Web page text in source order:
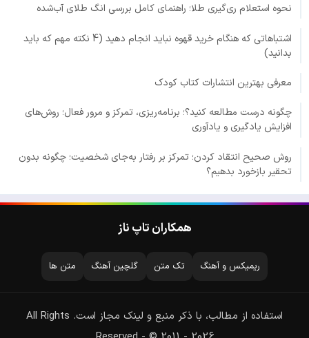
نحوه استعلام ری‌گیری طلا؛ راهنمای کامل بررسی انگ طلای آب‌شده
اشتباهاتی که هنگام خرید قهوه نباید انجام دهید (4 نکته مهم که باید
بدانید)
معرفی بهترین انتشارات کتاب کودک
چگونه درست مطالعه کنید؟؛ برنامه‌ریزی، تمرکز و مرور فعال؛ روش‌های
افزایش یادگیری و یادآوری
روش صحیح انتقاد کردن؛ تمرکز بر رفتار به‌جای شخصیت؛ چگونه بدون
تحقیر بازخورد بدهیم؟
همکاران تاپ ناز
ریمیکس و آهنگ تک متن گلچین آهنگ متن ها
استفاده از مطالب، با ذکر منبع و لینک مجاز است. All Rights